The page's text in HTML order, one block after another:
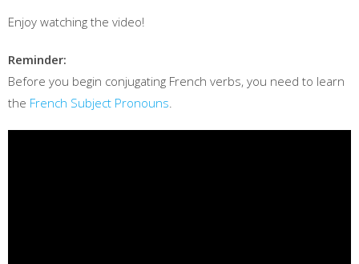
Enjoy watching the video!
Reminder:
Before you begin conjugating French verbs, you need to learn
the French Subject Pronouns.